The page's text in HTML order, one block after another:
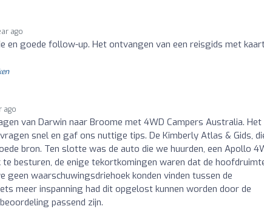
ago
en goede follow-up. Het ontvangen van een reisgids met
ago
van Darwin naar Broome met 4WD Campers Australia. Het
snel en gaf ons nuttige tips. De Kimberly Atlas & Gids,
bron. Ten slotte was de auto die we huurden, een Apollo
besturen, de enige tekortkomingen waren dat de
waarschuwingsdriehoek konden vinden tussen de
meer inspanning had dit opgelost kunnen worden door de
passend zijn.